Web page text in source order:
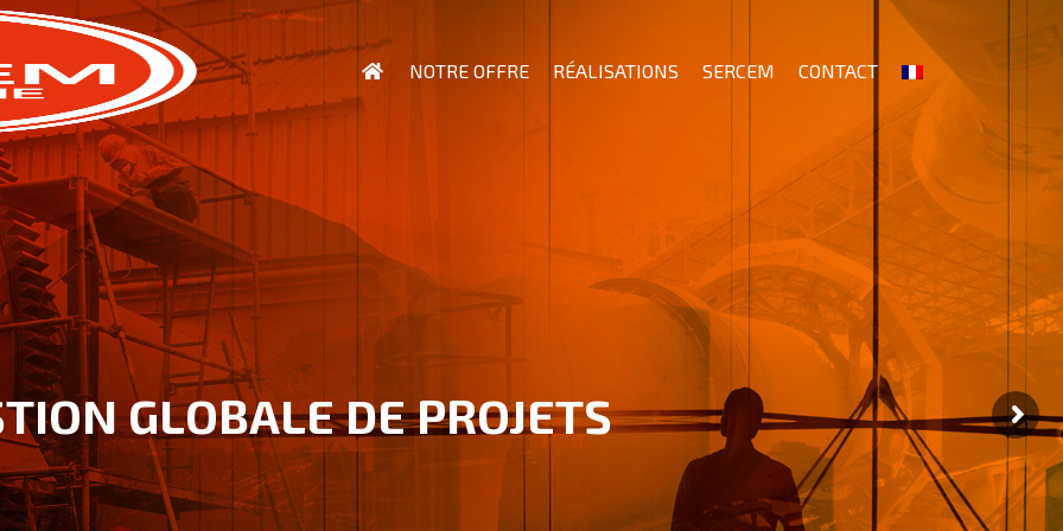
NOTRE OFFRE RÉALISATIONS SERCEM CONTACT
GLOBALE DE PROJETS